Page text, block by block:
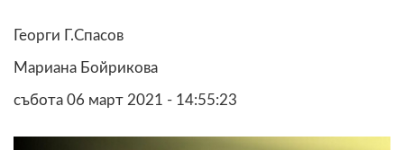
Георги Г.Спасов
Мариана Бойрикова
събота 06 март 2021 - 14:55:23